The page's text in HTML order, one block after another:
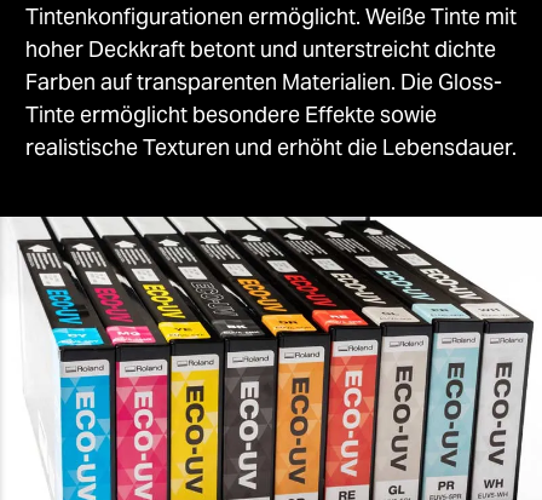
Tintenkonfigurationen ermöglicht. Weiße Tinte mit
hoher Deckkraft betont und unterstreicht dichte
Farben auf transparenten Materialien. Die Gloss-
Tinte ermöglicht besondere Effekte sowie
realistische Texturen und erhöht die Lebensdauer.